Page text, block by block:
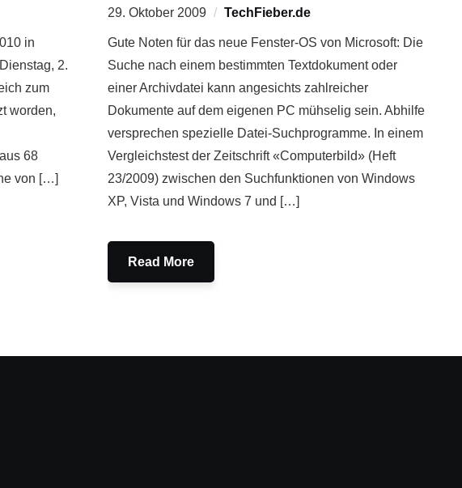
in
2.
zum
worden,
68
von […]
29. Oktober 2009 TechFieber.de
Gute Noten für das neue Fenster-OS von Microsoft: Die
Suche nach einem bestimmten Textdokument oder
einer Archivdatei kann angesichts zahlreicher
Dokumente auf dem eigenen PC mühselig sein. Abhilfe
versprechen spezielle Datei-Suchprogramme. In einem
Vergleichstest der Zeitschrift «Computerbild» (Heft
23/2009) zwischen den Suchfunktionen von Windows
XP, Vista und Windows 7 und […]
Read More